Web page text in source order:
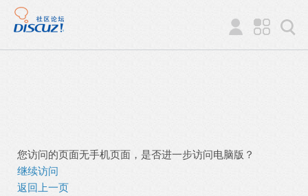
您访问的页面无手机页面，是否进一步访问电脑版？
继续访问
返回上一页